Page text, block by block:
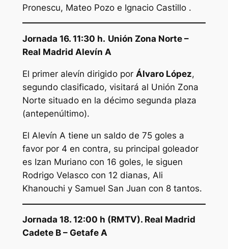
Pronescu, Mateo Pozo e Ignacio Castillo .
Jornada 16. 11:30 h. Unión Zona Norte –
Real Madrid Alevín A
El primer alevín dirigido por Álvaro López,
segundo clasificado, visitará al Unión Zona
Norte situado en la décimo segunda plaza
(antepenúltimo).
El Alevín A tiene un saldo de 75 goles a
favor por 4 en contra, su principal goleador
es Izan Muriano con 16 goles, le siguen
Rodrigo Velasco con 12 dianas, Ali
Khanouchi y Samuel San Juan con 8 tantos.
Jornada 18. 12:00 h (RMTV). Real Madrid
Cadete B – Getafe A